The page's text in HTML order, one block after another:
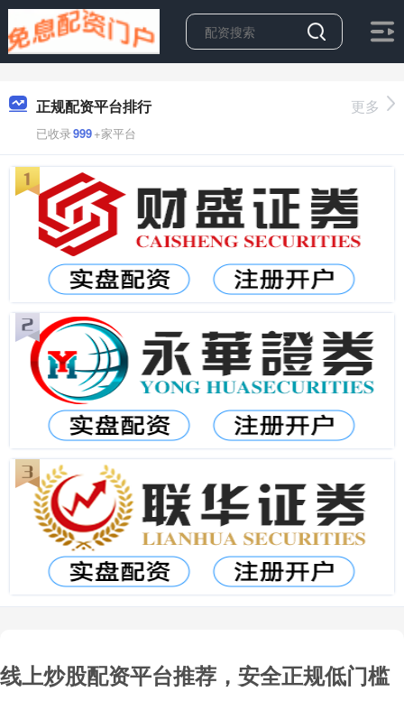
正规配资平台排行
已收录999+家平台
更多
线上炒股配资平台推荐，安全正规低门槛